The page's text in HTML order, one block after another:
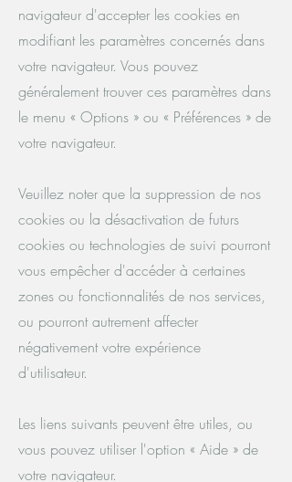
navigateur d'accepter les cookies en
modifiant les paramètres concernés dans
votre navigateur. Vous pouvez
généralement trouver ces paramètres dans
le menu « Options » ou « Préférences » de
votre navigateur.
Veuillez noter que la suppression de nos
cookies ou la désactivation de futurs
cookies ou technologies de suivi pourront
vous empêcher d'accéder à certaines
zones ou fonctionnalités de nos services,
ou pourront autrement affecter
négativement votre expérience
d'utilisateur.
Les liens suivants peuvent être utiles, ou
vous pouvez utiliser l'option « Aide » de
votre navigateur.